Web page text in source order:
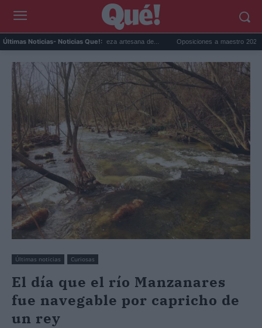
Últimas Noticias- Noticias Que!:
2026: el festival de cerveza artesana de... Oposiciones a maestro 2026: cambian
Últimas noticias Curiosas
El día que el río Manzanares
fue navegable por capricho de
un rey